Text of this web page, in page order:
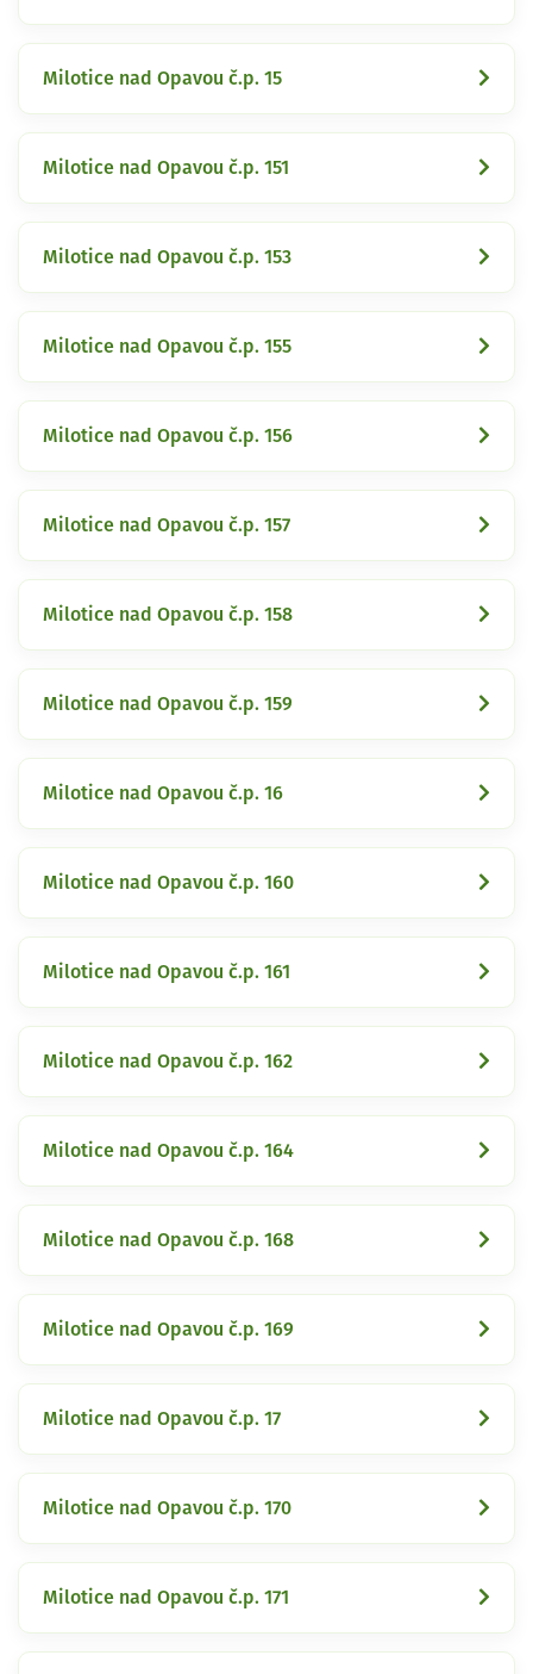
Milotice nad Opavou č.p. 15
Milotice nad Opavou č.p. 151
Milotice nad Opavou č.p. 153
Milotice nad Opavou č.p. 155
Milotice nad Opavou č.p. 156
Milotice nad Opavou č.p. 157
Milotice nad Opavou č.p. 158
Milotice nad Opavou č.p. 159
Milotice nad Opavou č.p. 16
Milotice nad Opavou č.p. 160
Milotice nad Opavou č.p. 161
Milotice nad Opavou č.p. 162
Milotice nad Opavou č.p. 164
Milotice nad Opavou č.p. 168
Milotice nad Opavou č.p. 169
Milotice nad Opavou č.p. 17
Milotice nad Opavou č.p. 170
Milotice nad Opavou č.p. 171